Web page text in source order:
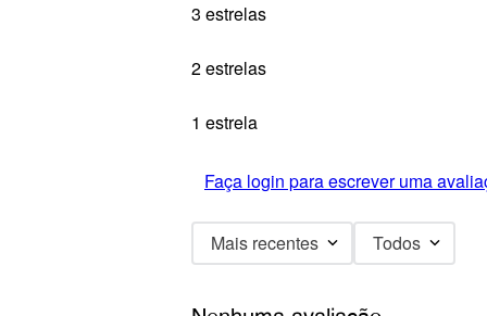
3 estrelas
2 estrelas
1 estrela
Faça login para escrever uma
Mais recentes Todos